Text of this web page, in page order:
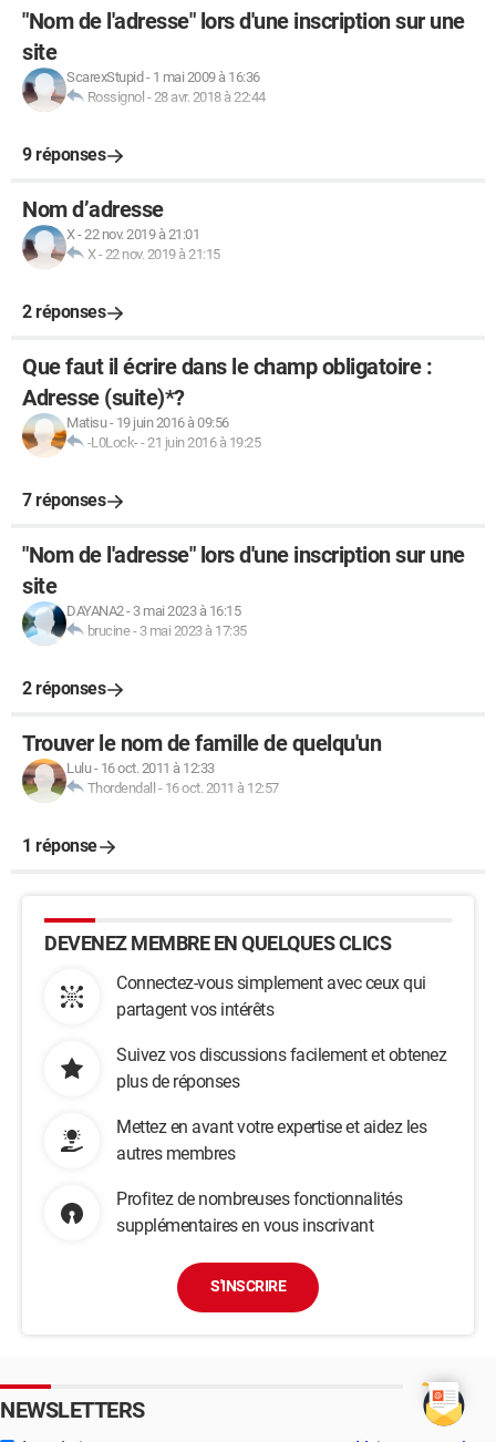
"Nom de l'adresse" lors d'une inscription sur une
site
ScarexStupid - 1 mai 2009 à 16:36
Rossignol -28 avr. 2018 à 22:44
9 réponses
Nom d’adresse
X-22 nov. 2019 à 21:01
X-22 nov. 2019 à 21:15
2 réponses
Que faut il écrire dans le champ obligatoire :
Adresse (suite)*?
Matisu- 19 juin 2016 à 09:56
-L0Lock--21 juin 2016 à 19:25
7 réponses
"Nom de l'adresse" lors d'une inscription sur une
site
DAYANA2- 3 mai 2023 à 16:15
brucine- 3 mai 2023 à 17:35
2 réponses
Trouver le nom de famille de quelqu'un
Lulu- 16 oct. 2011 à 12:33
Thordendall - 16 oct. 2011 à 12:57
1 réponse
DEVENEZ MEMBRE EN QUELQUES CLICS
Connectez-vous simplement avec ceux qui
partagent vos intérêts
Suivez vos discussions facilement et obtenez
plus de réponses
Mettez en avant votre expertise et aidez les
autres membres
Profitez de nombreuses fonctionnalités
supplémentaires en vous inscrivant
S'INSCRIRE
NEWSLETTERS